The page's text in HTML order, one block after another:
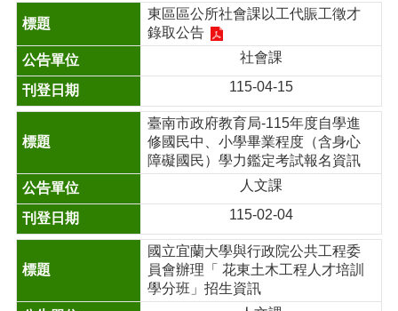
東區區公所社會課以工代賑工徵才
錄取公告
社會課
115-04-15
臺南市政府教育局-115年度自學進
修國民中、小學畢業程度（含身心
障礙國民）學力鑑定考試報名資訊
人文課
115-02-04
國立宜蘭大學與行政院公共工程委
員會辦理「 花東土木工程人才培訓
學分班」招生資訊